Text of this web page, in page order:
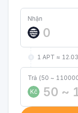
Nhận
1 APT ≈
Trả (50 ~
Kč